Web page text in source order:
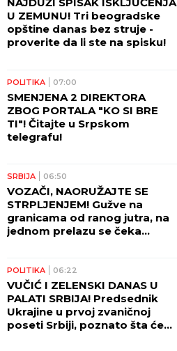
NAJDUŽI SPISAK ISKLJUČENJA
U ZEMUNU! Tri beogradske
opštine danas bez struje -
proverite da li ste na spisku!
POLITIKA 07:00
SMENJENA 2 DIREKTORA
ZBOG PORTALA "KO SI BRE
TI"! Čitajte u Srpskom
telegrafu!
SRBIJA 06:50
VOZAČI, NAORUŽAJTE SE
STRPLJENJEM! Gužve na
granicama od ranog jutra, na
jednom prelazu se čeka
POLITIKA 06:22
VUČIĆ I ZELENSKI DANAS U
PALATI SRBIJA! Predsednik
Ukrajine u prvoj zvaničnoj
poseti Srbiji, poznato šta će